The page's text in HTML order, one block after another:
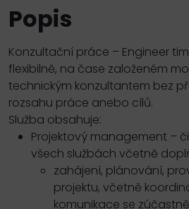
Popis
Konzultační práce – Engineer
flexibilně, na čase založeném
technickým konzultantem bez
rozsahu práce anebo cílů.
Služba obsahuje:
Projektový management –
všech službách včetně
zahájení, plánování,
projektu, včetně
komunikace se